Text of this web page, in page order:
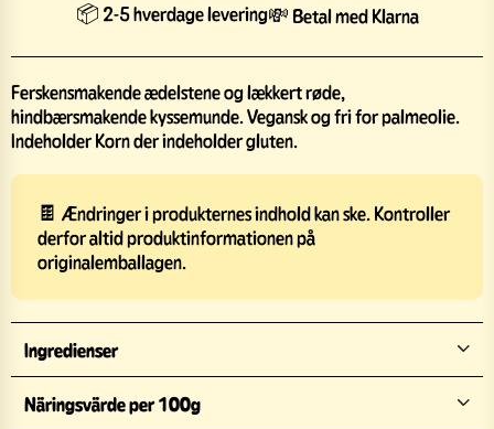
📦 2-5 hverdage levering💸 Betal med Klarna
Ferskensmakende ædelstene og lækkert røde,
hindbærsmakende kyssemunde. Vegansk og fri for palmeolie.
Indeholder Korn der indeholder gluten.
🍫 Ændringer i produkternes indhold kan ske. Kontroller
derfor altid produktinformationen på
originalemballagen.
Ingredienser
Näringsvärde per 100g